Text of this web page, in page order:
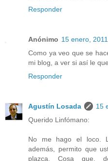
Responder
Anónimo 15 enero,
Como ya veo que se
mi blog, a ver si así le
Responder
Agustín Losada
15
Querido Linfómano:
No me hago el loco.
además, permito que
plazca. Cosa que,